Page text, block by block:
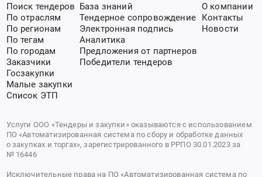
Поиск тендеров
По отраслям
По регионам
По тегам
По городам
Заказчики
Госзакупки
Малые закупки
Список ЭТП
База знаний
Тендерное сопровождение
Электронная подпись
Аналитика
Предложения от партнеров
Победители тендеров
О компании
Контакты
Новости
Услуги ООО «Тендеры и закупки» оказываются с использованием
ПО «Автоматизированная система по сбору и обработке данных
о закупках и торгах», зарегистрированного в РРПО 30.01.2023 за
№ 16446
Исключительные права на ПО «Автоматизированная система по